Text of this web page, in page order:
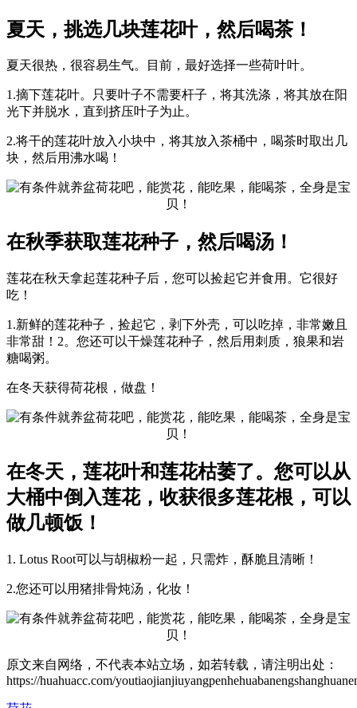
夏天，挑选几块莲花叶，然后喝茶！
夏天很热，很容易生气。目前，最好选择一些荷叶叶。
1.摘下莲花叶。只要叶子不需要杆子，将其洗涤，将其放在阳
光下并脱水，直到挤压叶子为止。
2.将干的莲花叶放入小块中，将其放入茶桶中，喝茶时取出几
块，然后用沸水喝！
在秋季获取莲花种子，然后喝汤！
莲花在秋天拿起莲花种子后，您可以捡起它并食用。它很好
吃！
1.新鲜的莲花种子，捡起它，剥下外壳，可以吃掉，非常嫩且
非常甜！2。您还可以干燥莲花种子，然后用刺质，狼果和岩
糖喝粥。
在冬天获得荷花根，做盘！
在冬天，莲花叶和莲花枯萎了。您可以从
大桶中倒入莲花，收获很多莲花根，可以
做几顿饭！
1. Lotus Root可以与胡椒粉一起，只需炸，酥脆且清晰！
2.您还可以用猪排骨炖汤，化妆！
原文来自网络，不代表本站立场，如若转载，请注明出处：
https://huahuacc.com/